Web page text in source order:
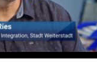
Service
Suche
Downloads
Kontakt
Impressum